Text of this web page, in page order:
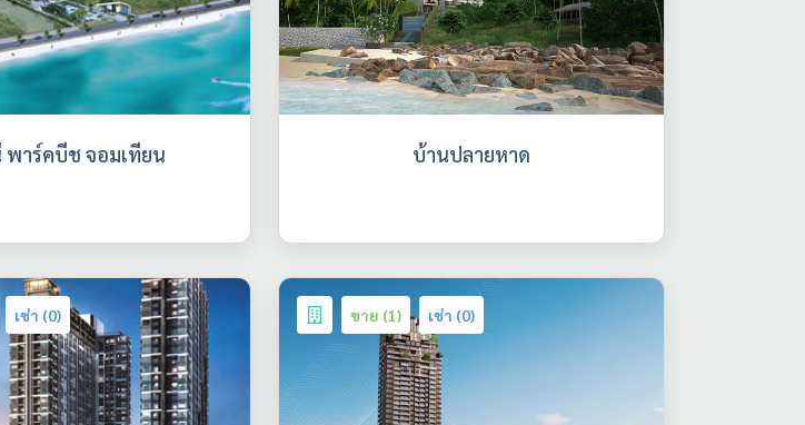
าร์คบีช จอมเทียน บ้านปลายหาด
เช่า (0) ขาย (1) เช่า (0)